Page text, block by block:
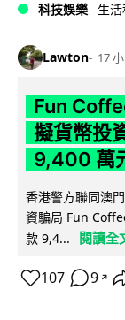
科技娛樂 生
Lawton 17
Fun
擬貨幣投
9,400 萬
香港警方聯同澳
資騙局 Fun
款 9,4...
閱讀全
107 9 ↗